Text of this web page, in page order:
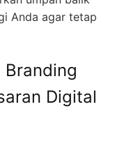
Anda agar tetap
Digital